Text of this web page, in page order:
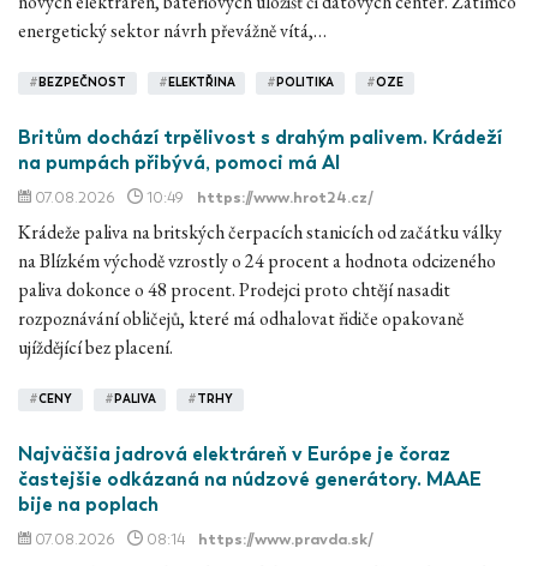
energetický sektor návrh převážně vítá,…
# BEZPEČNOST # ELEKTŘINA # POLITIKA #OZE
Britům dochází trpělivost s drahým palivem. Krádeží
na pumpách přibývá, pomoci má AI
07.08.2026 10:49 https://www.hrot24.cz/
Krádeže paliva na britských čerpacích stanicích od začátku války
na Blízkém východě vzrostly o 24 procent a hodnota odcizeného
paliva dokonce o 48 procent. Prodejci proto chtějí nasadit
rozpoznávání obličejů, které má odhalovat řidiče opakovaně
ujíždějící bez placení.
#CENY # PALIVA #TRHY
Najväčšia jadrová elektráreň v Európe je čoraz
častejšie odkázaná na núdzové generátory. MAAE
bije na poplach
07.08.2026 08:14 https://www.pravda.sk/